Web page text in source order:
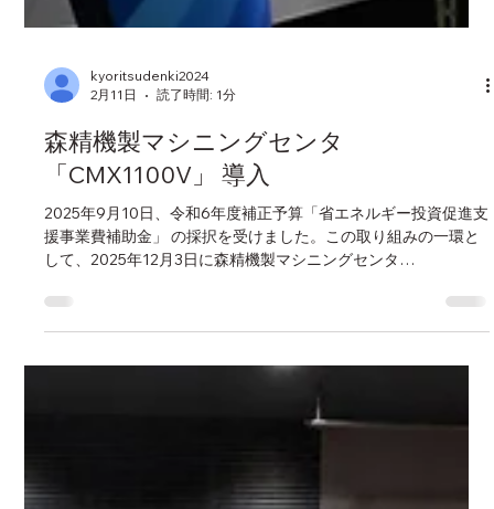
2月11日
読了時間: 1分
森精機製マシニングセンタ
「CMX1100V」 導入
2025年9月10日、令和6年度補正予算「省エネルギー投資促進支
して、2025年12月3日に森精機製マシニングセンタ
「CMX1100V」 が袋井工場に導入されました。生産効率と省エ
いります。 CMX1100Vを紹介する弊社が応援しているトライア